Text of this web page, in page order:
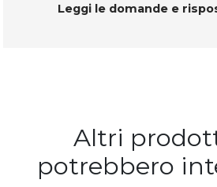
Leggi le domande e
Altri
potrebbero